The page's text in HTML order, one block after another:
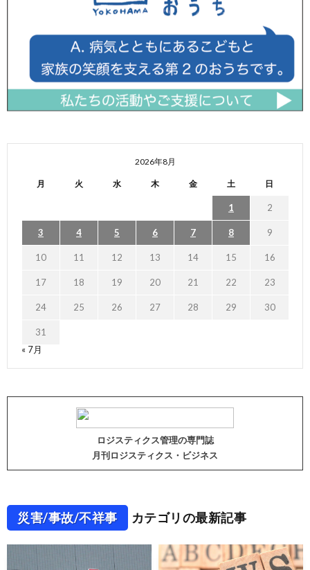
2026年8月
月 火 水 木 金 土 日
1 2
3 4 5 6 7 8 9
10 11 12 13 14 15 16
17 18 19 20 21 22 23
24 25 26 27 28 29 30
31
« 7月
ロジスティクス管理の専門誌
月刊ロジスティクス・ビジネス
災害/事故/不祥事 カテゴリの最新記事